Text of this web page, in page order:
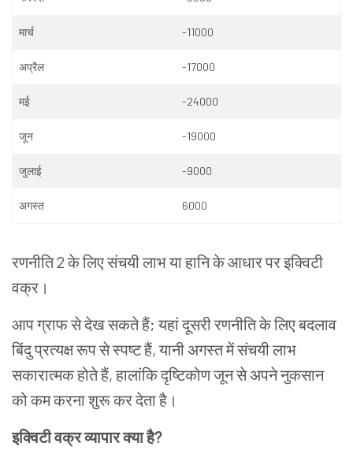
मार्च -11000
अप्रैल -17000
मई -24000
जून -19000
जुलाई -9000
अगस्त 6000
रणनीति2 केलिएसंचयीलाभयाहानिकेआधारपरइक्विटी
वक्र।
आपग्राफसेदेखसकतेहैं;यहांदूसरीरणनीतिकेलिएबदलाव
बिंदुप्रत्यक्षरूपसेस्पष्टहैं,यानीअगस्तमेंसंचयीलाभ
सकारात्मकहोतेहैं,हालांकिदृष्टिकोणजूनसेअपनेनुकसान
कोकमकरनाशुरूकरदेताहै।
इक्विटीवक्रव्यापारक्याहै?